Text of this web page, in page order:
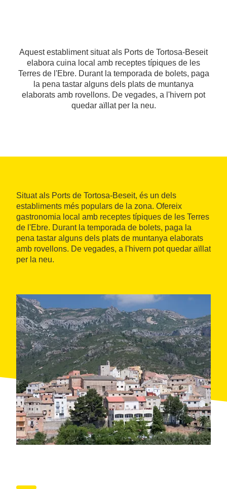
Aquest establiment situat als Ports de Tortosa-Beseit
elabora cuina local amb receptes típiques de les
Terres de l'Ebre. Durant la temporada de bolets, paga
la pena tastar alguns dels plats de muntanya
elaborats amb rovellons. De vegades, a l'hivern pot
quedar aïllat per la neu.
Situat als Ports de Tortosa-Beseit, és un dels
establiments més populars de la zona. Ofereix
gastronomia local amb receptes típiques de les Terres
de l'Ebre. Durant la temporada de bolets, paga la
pena tastar alguns dels plats de muntanya elaborats
amb rovellons. De vegades, a l'hivern pot quedar aïllat
per la neu.